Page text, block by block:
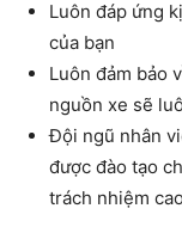
Luôn đáp ứng
của bạn
Luôn đảm bảo
nguồn xe sẽ
Đội ngũ nhân
được đào tạo
trách nhiệm cao